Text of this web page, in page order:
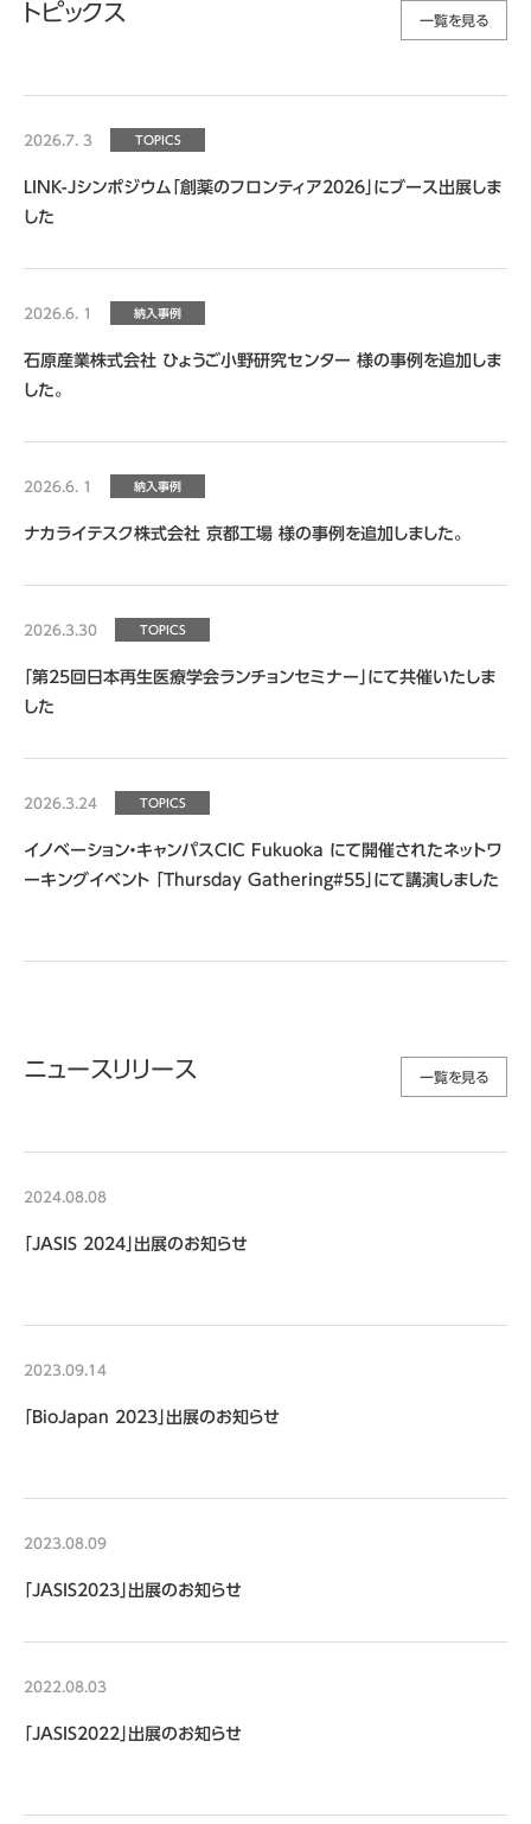
トピックス 一覧を見る
2026.7. 3 TOPICS
LINK-Jシンポジウム「創薬のフロンティア2026」にブース出展しま
した
2026.6. 1 納入事例
石原産業株式会社 ひょうご小野研究センター 様の事例を追加しま
した。
2026.6. 1 納入事例
ナカライテスク株式会社 京都工場 様の事例を追加しました。
2026.3.30 TOPICS
「第25回日本再生医療学会ランチョンセミナー」にて共催いたしま
した
2026.3.24 TOPICS
イノベーション・キャンパスCIC Fukuoka にて開催されたネットワ
ーキングイベント 「Thursday Gathering#55」にて講演しました
ニュースリリース 一覧を見る
2024.08.08
「JASIS 2024」出展のお知らせ
2023.09.14
「BioJapan 2023」出展のお知らせ
2023.08.09
「JASIS2023」出展のお知らせ
2022.08.03
「JASIS2022」出展のお知らせ